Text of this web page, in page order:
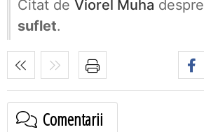
Citat de Viorel Muha despre
suflet.
Comentarii